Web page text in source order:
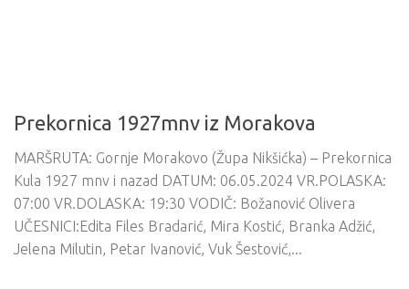
Prekornica 1927mnv iz Morakova
MARŠRUTA: Gornje Morakovo (Župa Nikšićka) – Prekornica
Kula 1927 mnv i nazad DATUM: 06.05.2024 VR.POLASKA:
07:00 VR.DOLASKA: 19:30 VODIČ: Božanović Olivera
UČESNICI:Edita Files Bradarić, Mira Kostić, Branka Adžić,
Jelena Milutin, Petar Ivanović, Vuk Šestović,...